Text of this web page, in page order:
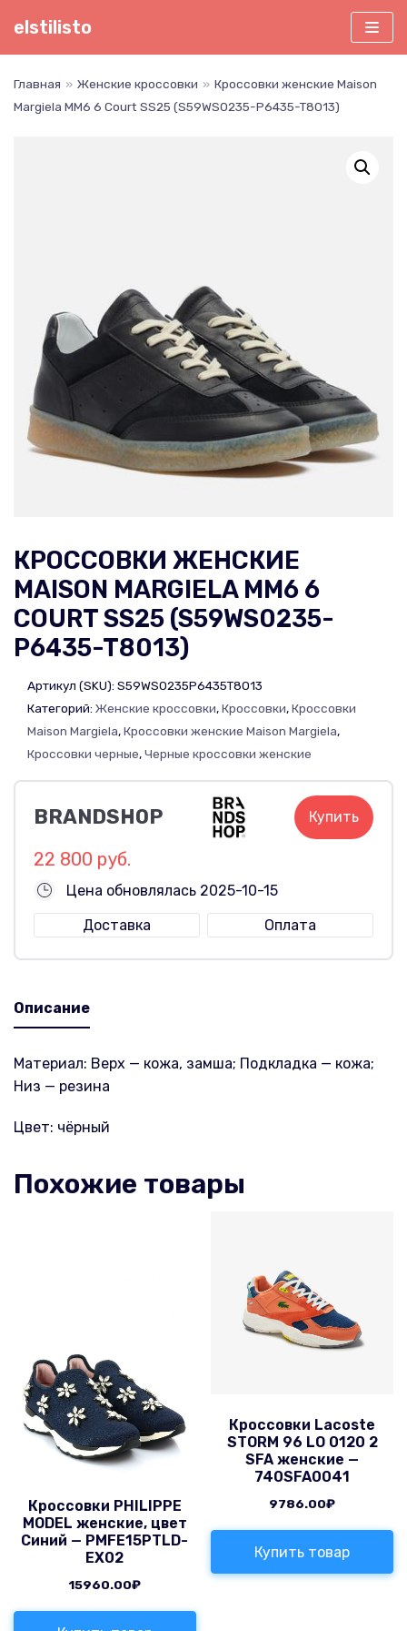
Перейти
elstilisto
Главная » Женские кроссовки » Кроссовки женские Maison
Margiela MM6 6 Court SS25 (S59WS0235-P6435-T8013)
КРОССОВКИ ЖЕНСКИЕ
MAISON MARGIELA MM6 6
COURT SS25 (S59WS0235-
P6435-T8013)
Артикул (SKU): S59WS0235P6435T8013
Категорий: Женские кроссовки,Кроссовки,Кроссовки
Maison Margiela,Кроссовки женские Maison Margiela,
Кроссовки черные,Черные кроссовки женские
BRANDSHOP Купить
22 800 руб.
Цена обновлялась 2025-10-15
Доставка
Оплата
Описание
Материал: Верх — кожа, замша; Подкладка — кожа;
Низ — резина
Цвет: чёрный
Похожие товары
Кроссовки PHILIPPE
MODEL женские, цвет
Синий — PMFE15PTLD-
EX02
15960.00₽
Кроссовки Lacoste
STORM 96 LO 0120 2
SFA женские —
740SFA0041
9786.00₽
Купить товар